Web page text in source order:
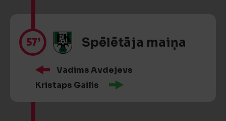
57’ Spēlētāja maiņa
Vadims Avdejevs
Kristaps Gailis